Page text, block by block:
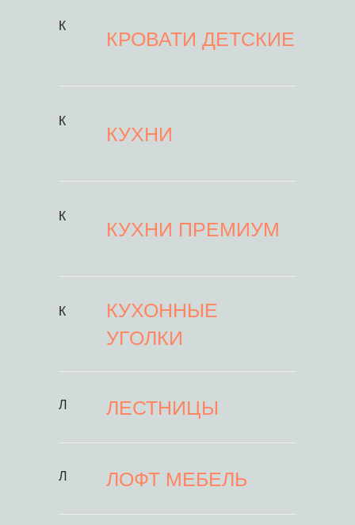
К
КРОВАТИ ДЕТСКИЕ
К
КУХНИ
К
КУХНИ ПРЕМИУМ
К
КУХОННЫЕ
УГОЛКИ
Л ЛЕСТНИЦЫ
Л ЛОФТ МЕБЕЛЬ